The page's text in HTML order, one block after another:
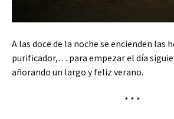
A las doce de la noche se encienden las
purificador,… para empezar el día
añorando un largo y feliz verano.
* * *